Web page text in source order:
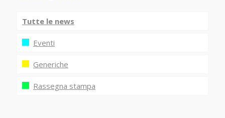
Tutte le news
Eventi
Generiche
Rassegna stampa